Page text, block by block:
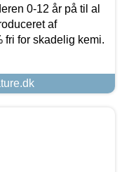
0-12 år på til al
af
fri for skadelig kemi.